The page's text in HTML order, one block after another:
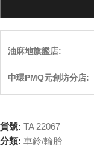
油麻地旗艦店:
中環PMQ元創坊分店:
貨號: TA 22067
分類: 車鈴/輪胎